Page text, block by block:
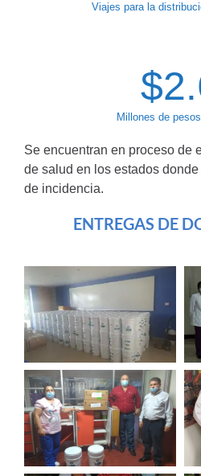
Viajes para la
$
Millones de
Se encuentran en proceso de
de salud en los estados
de incidencia.
ENTREGAS DE